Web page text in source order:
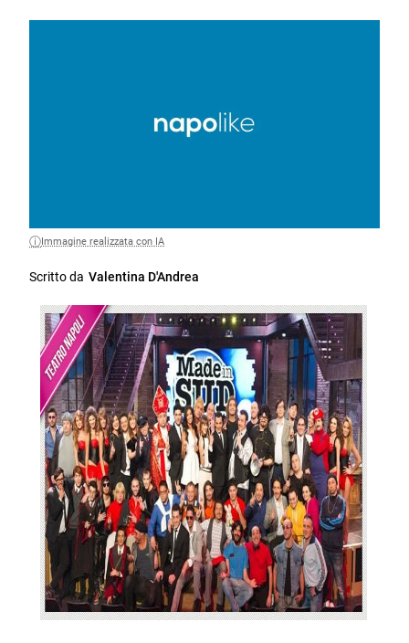
Immagine realizzata con IA
Scritto da Valentina D'Andrea